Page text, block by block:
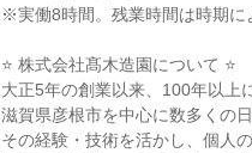
※実働8時間。残業時間は時期に
⭐ 株式会社髙木造園について ⭐
大正5年の創業以来、100年以上
滋賀県彦根市を中心に数多くの
その経験・技術を活かし、個人の